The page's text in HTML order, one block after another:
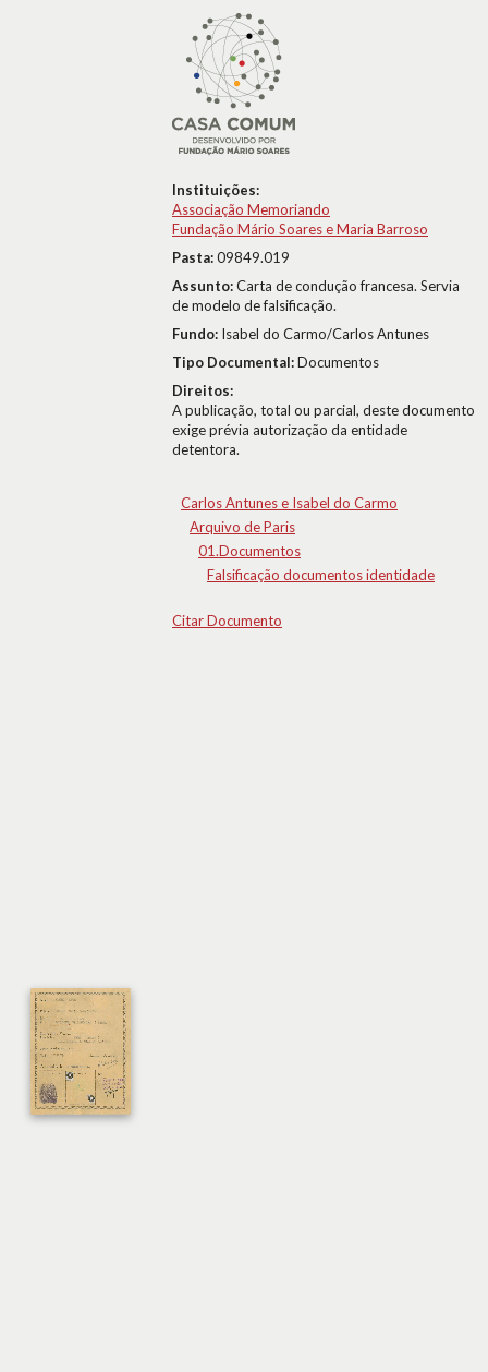
Instituições:
Associação Memoriando
Fundação Mário Soares e Maria Barroso
Pasta:09849.019
Assunto:Carta de condução francesa. Servia
de modelo de falsificação.
Fundo: Isabel do Carmo/Carlos Antunes
Tipo Documental:Documentos
Direitos:
A publicação, total ou parcial, deste documento
exige prévia autorização da entidade
detentora.
Carlos Antunes e Isabel do Carmo
Arquivo de Paris
01.Documentos
Falsificação documentos identidade
Citar Documento